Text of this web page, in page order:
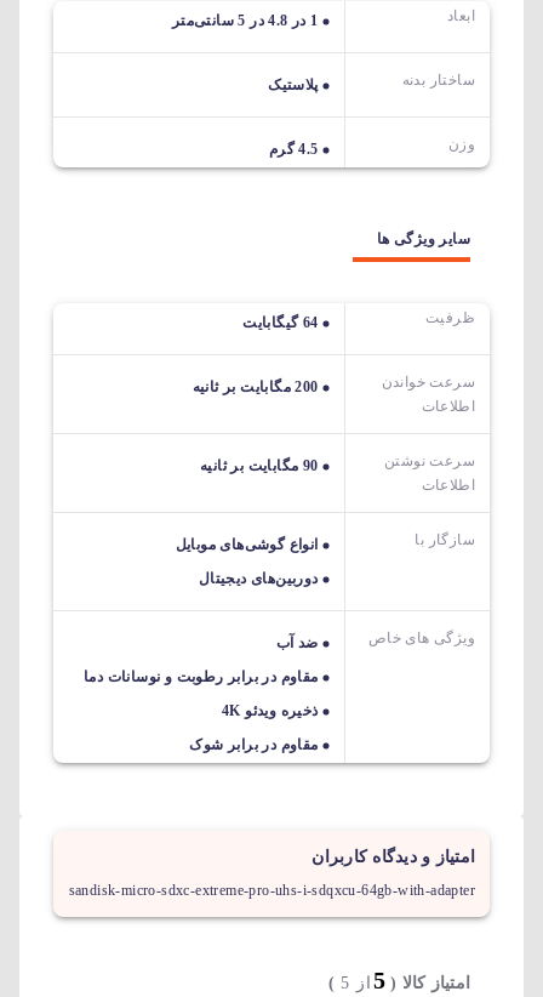
ابعاد ‎1 در 4.8 در 5 سانتی‌متر
ساختار بدنه پلاستیک
وزن 4.5 گرم
سایر ویژگی ها
ظرفیت 64 گیگابایت
سرعت خواندن
اطلاعات
200 مگابایت بر ثانیه
سرعت نوشتن
اطلاعات
90 مگابایت بر ثانیه
سازگار با
انواع گوشی‌های موبایل
دوربین‌های دیجیتال
ویژگی های خاص
ضد آب
مقاوم در برابر رطوبت و نوسانات دما
ذخیره ویدئو 4K
مقاوم در برابر شوک
امتیاز و دیدگاه کاربران
sandisk-micro-sdxc-extreme-pro-uhs-i-sdqxcu-64gb-with-adapter
امتیاز کالا (5 از 5 )